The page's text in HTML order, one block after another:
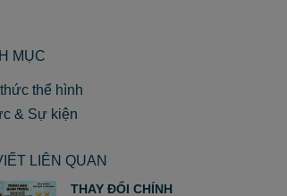
MỤC
thể hình
& Sự kiện
LIÊN QUAN
THAY ĐỔI CHÍNH